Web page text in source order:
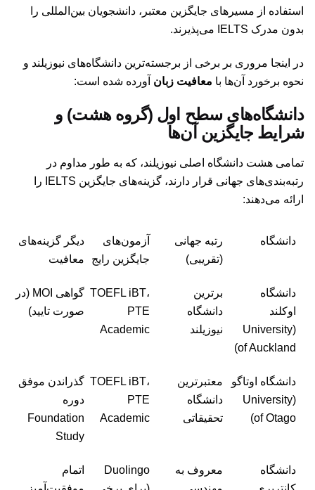
استفاده از مسیرهای جایگزین معتبر، دانشجویان بین‌المللی را
بدون مدرک IELTS می‌پذیرند.
در اینجا مروری بر برخی از برجسته‌ترین دانشگاه‌های نیوزیلند و
نحوه برخورد آن‌ها با معافیت زبان آورده شده است:
دانشگاه‌های سطح اول (گروه هشت) و
شرایط جایگزین آن‌ها
تمامی هشت دانشگاه اصلی نیوزیلند، که به طور مداوم در
رتبه‌بندی‌های جهانی قرار دارند، گزینه‌های جایگزین IELTS را
ارائه می‌دهند:
دانشگاه
رتبه جهانی
(تقریبی)
آزمون‌های
جایگزین رایج
دیگر گزینه‌های
معافیت
دانشگاه
اوکلند
(University
of Auckland)
برترین
دانشگاه
نیوزیلند
TOEFL iBT،
PTE
Academic
گواهی MOI (در
صورت تایید)
دانشگاه اوتاگو
(University
of Otago)
معتبرترین
دانشگاه
تحقیقاتی
TOEFL iBT،
PTE
Academic
گذراندن موفق
دوره
Foundation
Study
دانشگاه
معروف به
Duolingo
اتمام